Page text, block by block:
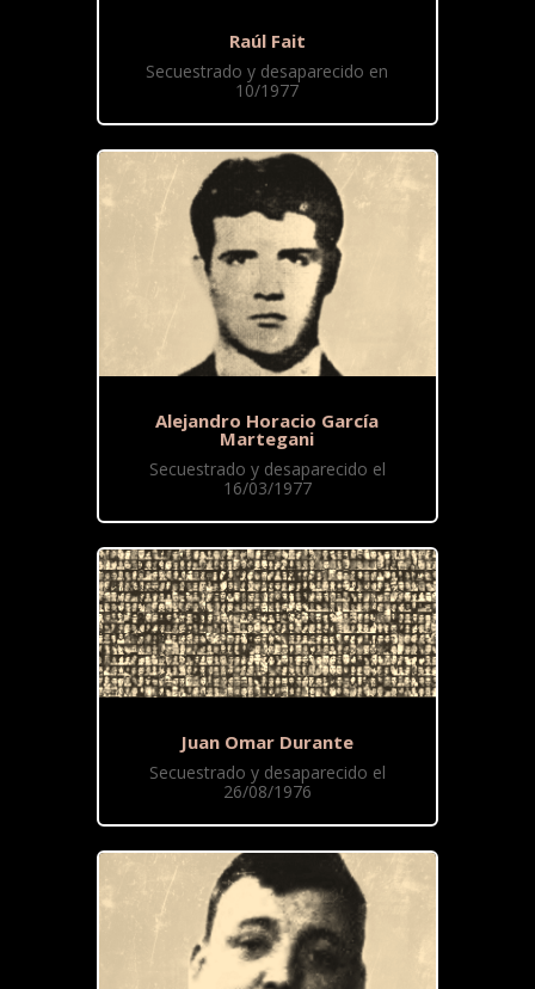
Raúl Fait
Secuestrado y desaparecido en
10/1977
Alejandro Horacio García
Martegani
Secuestrado y desaparecido el
16/03/1977
Juan Omar Durante
Secuestrado y desaparecido el
26/08/1976